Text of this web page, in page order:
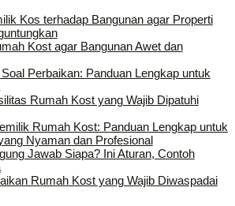
Kos terhadap Bangunan agar Properti
Kost agar Bangunan Awet dan
Perbaikan: Panduan Lengkap untuk
Rumah Kost yang Wajib Dipatuhi
Rumah Kost: Panduan Lengkap untuk
Nyaman dan Profesional
Jawab Siapa? Ini Aturan, Contoh
Rumah Kost yang Wajib Diwaspadai